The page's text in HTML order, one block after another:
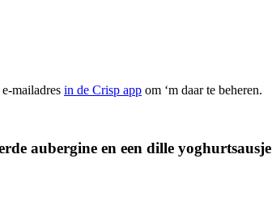
mailadres in de Crisp app om ‘m daar te beheren.
aubergine en een dille yoghurtsausje